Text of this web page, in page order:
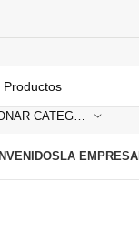
LA EMPRESA